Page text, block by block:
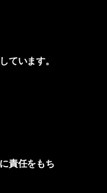
ています。
責任をもち